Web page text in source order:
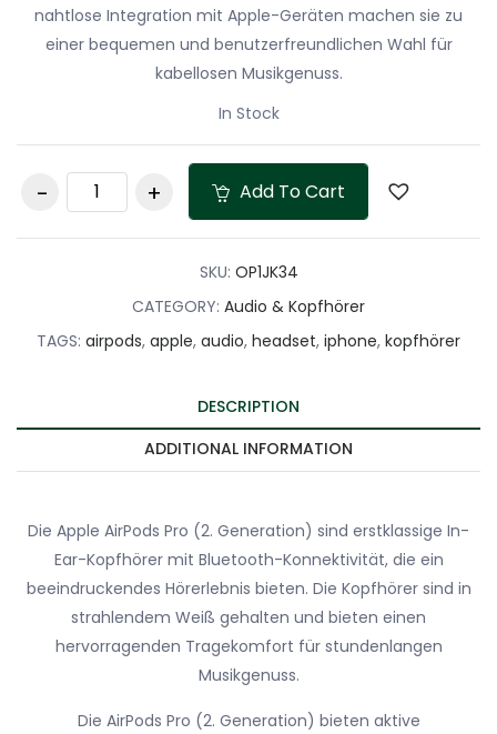
nahtlose Integration mit Apple-Geräten machen sie zu
einer bequemen und benutzerfreundlichen Wahl für
kabellosen Musikgenuss.
In Stock
Apple AirPods Pro (2.
Generation), In-ear
Kopfhörer Bluetooth
Add To Cart
SKU: OP1JK34
CATEGORY: Audio & Kopfhörer
TAGS: airpods, apple, audio, headset, iphone, kopfhörer
DESCRIPTION
ADDITIONAL INFORMATION
Die Apple AirPods Pro (2. Generation) sind erstklassige In-
Ear-Kopfhörer mit Bluetooth-Konnektivität, die ein
beeindruckendes Hörerlebnis bieten. Die Kopfhörer sind in
strahlendem Weiß gehalten und bieten einen
hervorragenden Tragekomfort für stundenlangen
Musikgenuss.
Die AirPods Pro (2. Generation) bieten aktive